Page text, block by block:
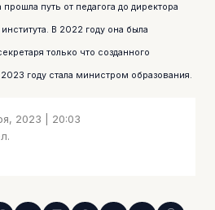
путь от педагога до директора
В 2022 году она была
только что созданного
году стала министром образования.
2023 | 20:03